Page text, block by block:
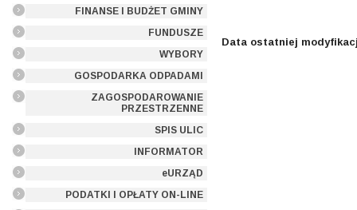
FINANSE I BUDŻET GMINY
FUNDUSZE
WYBORY
GOSPODARKA ODPADAMI
ZAGOSPODAROWANIE
PRZESTRZENNE
SPIS ULIC
INFORMATOR
eURZĄD
PODATKI I OPŁATY ON-LINE
Data ostatniej